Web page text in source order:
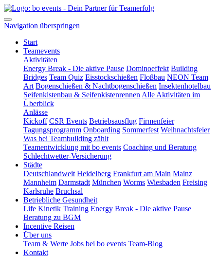
Navigation überspringen
Start
Teamevents
Aktivitäten
Energy Break - Die aktive Pause Dominoeffekt Building
Bridges Team Quiz Eisstockschießen Floßbau NEON Team
Art Bogenschießen & Nachtbogenschießen Insektenhotelbau
Seifenkistenbau & Seifenkistenrennen Alle Aktivitäten im
Überblick
Anlässe
Kickoff CSR Events Betriebsausflug Firmenfeier
Tagungsprogramm Onboarding Sommerfest Weihnachtsfeier
Was bei Teambuilding zählt
Teamentwicklung mit bo events Coaching und Beratung
Schlechtwetter-Versicherung
Städte
Deutschlandweit Heidelberg Frankfurt am Main Mainz
Mannheim Darmstadt München Worms Wiesbaden Freising
Karlsruhe Bruchsal
Betriebliche Gesundheit
Life Kinetik Training Energy Break - Die aktive Pause
Beratung zu BGM
Incentive Reisen
Über uns
Team & Werte Jobs bei bo events Team-Blog
Kontakt